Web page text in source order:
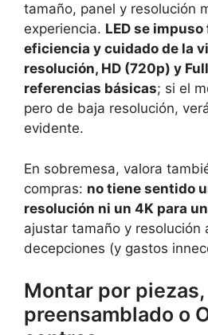
tamaño, panel y resolución
experiencia. LED se
eficiencia y cuidado de la
resolución, HD (720p) y
referencias básicas; si el
pero de baja resolución,
evidente.
En sobremesa, valora
compras: no tiene sentido
resolución ni un 4K para
ajustar tamaño y resolución
decepciones (y gastos
Montar por piezas,
preensamblado o